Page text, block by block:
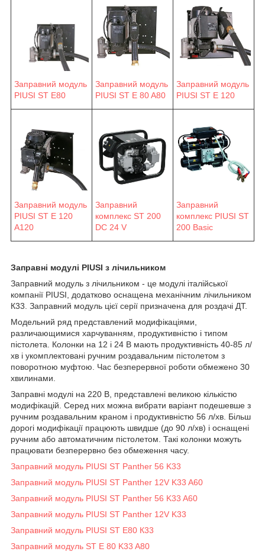
Заправний модуль
PIUSI ST E80
Заправний модуль
PIUSI ST E 80 A80
Заправний модуль
PIUSI ST E 120
Заправний модуль
PIUSI ST E 120
A120
Заправний
комплекс ST 200
DC 24 V
Заправний
комплекс PIUSI ST
200 Basic
Заправні модулі PIUSI з лічильником
Заправний модуль з лічильником - це модулі італійської
компанії PIUSI, додатково оснащена механічним лічильником
К33. Заправний модуль цієї серії призначена для роздачі ДТ.
Модельний ряд представлений модифікаціями,
различающимися харчуванням, продуктивністю і типом
пістолета. Колонки на 12 і 24 В мають продуктивність 40-85 л/
хв і укомплектовані ручним роздавальним пістолетом з
поворотною муфтою. Час безперервної роботи обмежено 30
хвилинами.
Заправні модулі на 220 В, представлені великою кількістю
модифікацій. Серед них можна вибрати варіант подешевше з
ручним роздавальним краном і продуктивністю 56 л/хв. Більш
дорогі модифікації працюють швидше (до 90 л/хв) і оснащені
ручним або автоматичним пістолетом. Такі колонки можуть
працювати безперервно без обмеження часу.
Заправний модуль PIUSI ST Panther 56 K33
Заправний модуль PIUSI ST Panther 12V K33 A60
Заправний модуль PIUSI ST Panther 56 K33 A60
Заправний модуль PIUSI ST Panther 12V K33
Заправний модуль PIUSI ST E80 К33
Заправний модуль ST E 80 K33 A80